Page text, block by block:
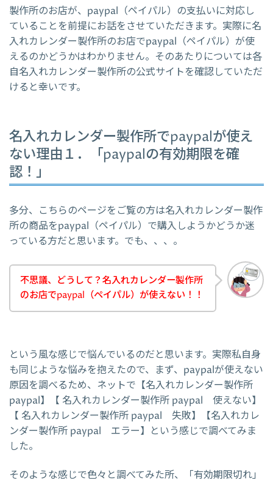
製作所のお店が、paypal（ペイパル）の支払いに対応し
ていることを前提にお話をさせていただきます。実際に名
入れカレンダー製作所のお店でpaypal（ペイパル）が使
えるのかどうかはわかりません。そのあたりについては各
自名入れカレンダー製作所の公式サイトを確認していただ
けると幸いです。
名入れカレンダー製作所でpaypalが使え
ない理由１．「paypalの有効期限を確
認！」
多分、こちらのページをご覧の方は名入れカレンダー製作
所の商品をpaypal（ペイパル）で購入しようかどうか迷
っている方だと思います。でも、、、。
不思議、どうして？名入れカレンダー製作所
のお店でpaypal（ペイパル）が使えない！！
という風な感じで悩んでいるのだと思います。実際私自身
も同じような悩みを抱えたので、まず、paypalが使えない
原因を調べるため、ネットで【名入れカレンダー製作所
paypal】【 名入れカレンダー製作所 paypal 使えない】
【 名入れカレンダー製作所 paypal 失敗】【名入れカレ
ンダー製作所 paypal エラー】という感じで調べてみま
した。
そのような感じで色々と調べてみた所、「有効期限切れ」